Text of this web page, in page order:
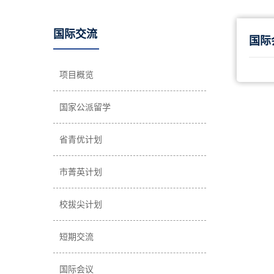
国际交流
项目概览
国家公派留学
省青优计划
市菁英计划
校拔尖计划
短期交流
国际会议
国